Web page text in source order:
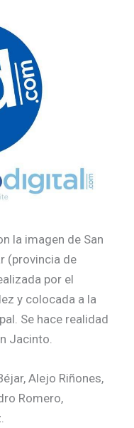
la imagen de San
(provincia de
por el
y colocada a la
Se hace realidad
Jacinto.
Alejo Riñones,
Romero,